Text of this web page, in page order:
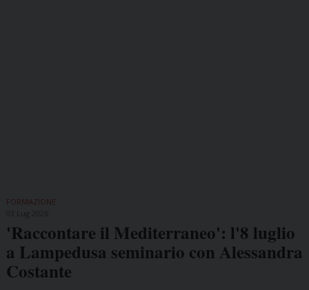
FORMAZIONE
'Raccontare il Mediterraneo': l'8 luglio
a Lampedusa seminario con Alessandra
Costante